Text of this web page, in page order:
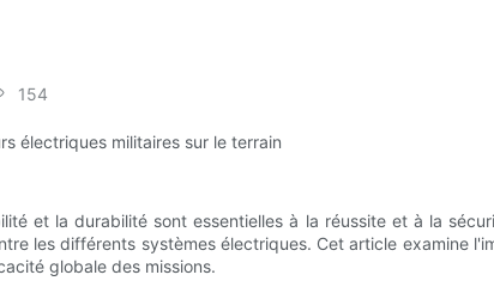
154
électriques militaires sur le terrain
et la durabilité sont essentielles à la réussite et à la
les différents systèmes électriques. Cet article examine
globale des missions.